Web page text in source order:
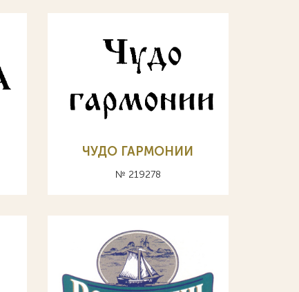
ЧУДО ГАРМОНИИ
№ 219278